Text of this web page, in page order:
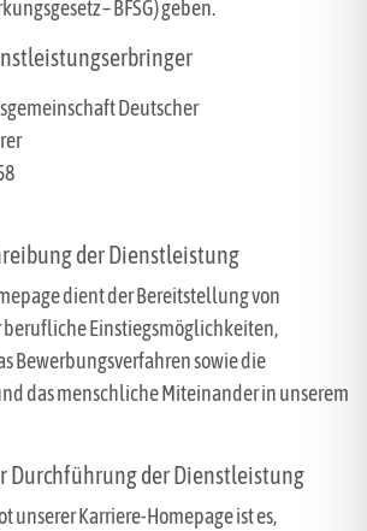
– BFSG) geben.
Deutscher
der Dienstleistung
dient der Bereitstellung von
Einstiegsmöglichkeiten,
Bewerbungsverfahren sowie die
das menschliche Miteinander in unserem
Durchführung der Dienstleistung
unserer Karriere-Homepage ist es,